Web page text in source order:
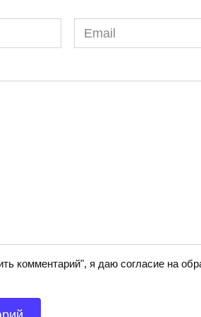
Email
*
комментарий", я даю согласие на